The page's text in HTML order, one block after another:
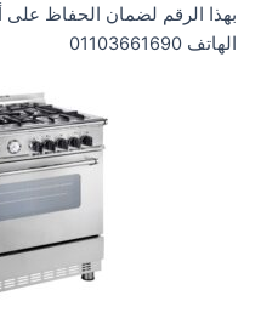
بهذا الرقم لضمان الحفاظ على
الهاتف 01103661690